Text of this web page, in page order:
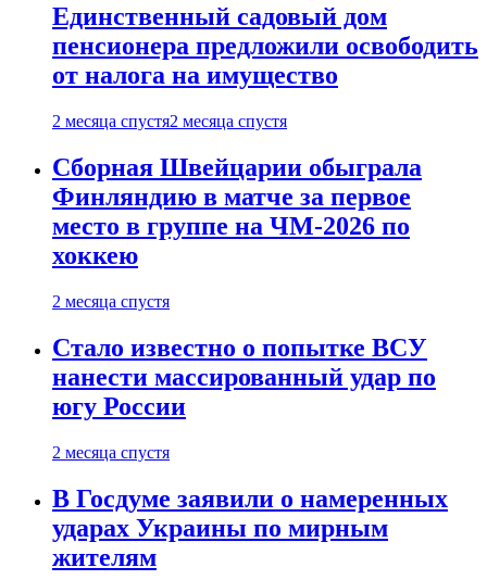
Единственный садовый дом
пенсионера предложили освободить
от налога на имущество
2 месяца спустя2 месяца спустя
Сборная Швейцарии обыграла
Финляндию в матче за первое
место в группе на ЧМ-2026 по
хоккею
2 месяца спустя
Стало известно о попытке ВСУ
нанести массированный удар по
югу России
2 месяца спустя
В Госдуме заявили о намеренных
ударах Украины по мирным
жителям